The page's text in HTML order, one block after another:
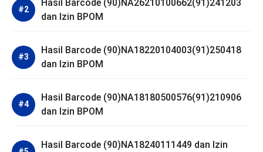
Hasil Barcode (90)NA26210100662(91)241203
dan Izin BPOM
Hasil Barcode (90)NA18220104003(91)250418
dan Izin BPOM
Hasil Barcode (90)NA18180500576(91)210906
dan Izin BPOM
Hasil Barcode (90)NA18240111449 dan Izin